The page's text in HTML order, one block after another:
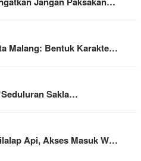
Malang: Bentuk Karakte…
Sakla…
Api, Akses Masuk W…